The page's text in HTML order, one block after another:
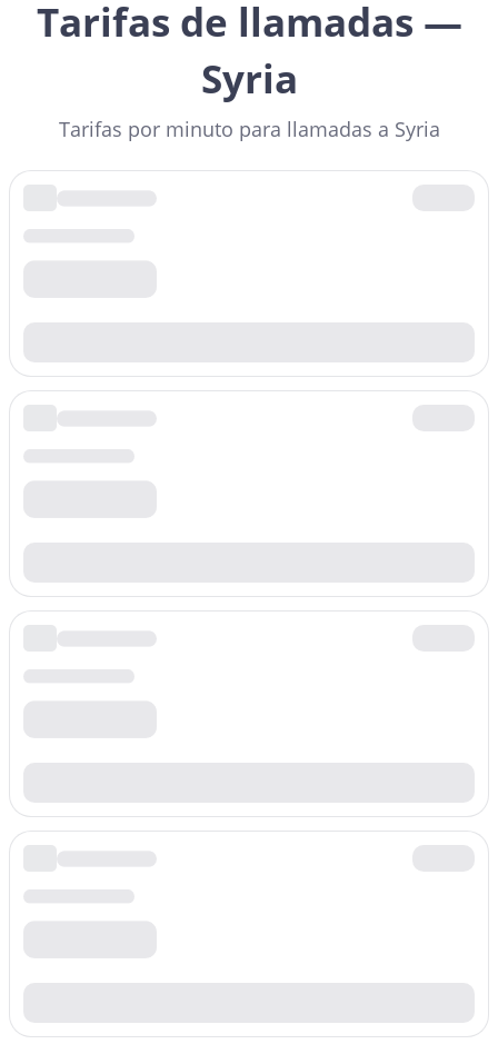
Tarifas de llamadas —
Syria
Tarifas por minuto para llamadas a Syria